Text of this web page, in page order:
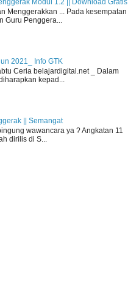
Modul 1.2 || Download Gratis
Menggerakkan ... Pada kesempatan
Guru Penggera...
2021_ Info GTK
Ceria belajardigital.net _ Dalam
kepad...
|| Semangat
wawancara ya ? Angkatan 11
dirilis di S...